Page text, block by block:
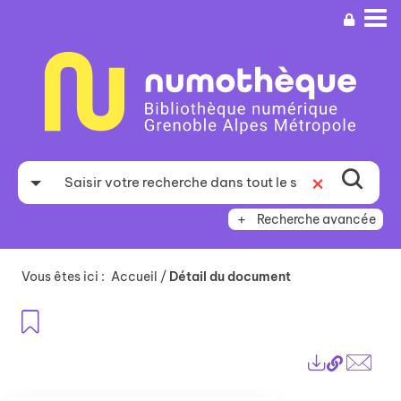
recherche
Recherche avancée
Vous êtes ici : Accueil / Détail du document
Lien